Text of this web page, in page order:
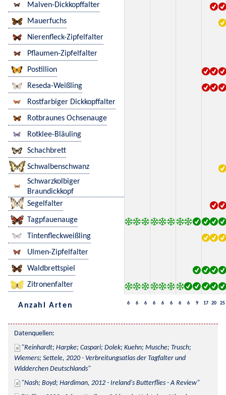
Malven-Dickkopffalter
Mauerfuchs
Nierenfleck-Zipfelfalter
Pflaumen-Zipfelfalter
Postillion
Reseda-Weißling
Rostfarbiger Dickkopffalter
Rotbraunes Ochsenauge
Rotklee-Bläuling
Schachbrett
Schwalbenschwanz
Schwarzkolbiger
Braundickkopf
Segelfalter
Tagpfauenauge
Tintenfleckweißling
Ulmen-Zipfelfalter
Waldbrettspiel
Zitronenfalter
Anzahl Arten 6 6 6 6 6 6 6 6 9 17 20 25
Datenquellen:
Reinhardt; Harpke; Caspari; Dolek; Kuehn; Musche; Trusch;
Wiemers; Settele, 2020 - Verbreitungsatlas der Tagfalter und
Widderchen Deutschlands
Nash; Boyd; Hardiman, 2012 - Ireland's Butterflies - A Review